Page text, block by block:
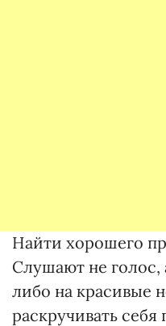
Найти хорошего
Cлушают не
либо на красивые
раскручивать себя